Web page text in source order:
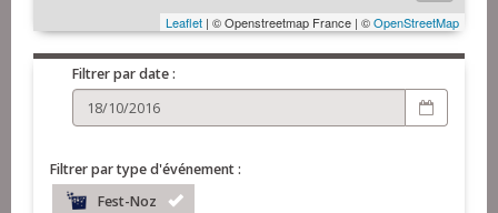
Leaflet | © Openstreetmap France | ©OpenStreetMap
Filtrer par date :
Filtrer par type d'événement :
Fest-Noz